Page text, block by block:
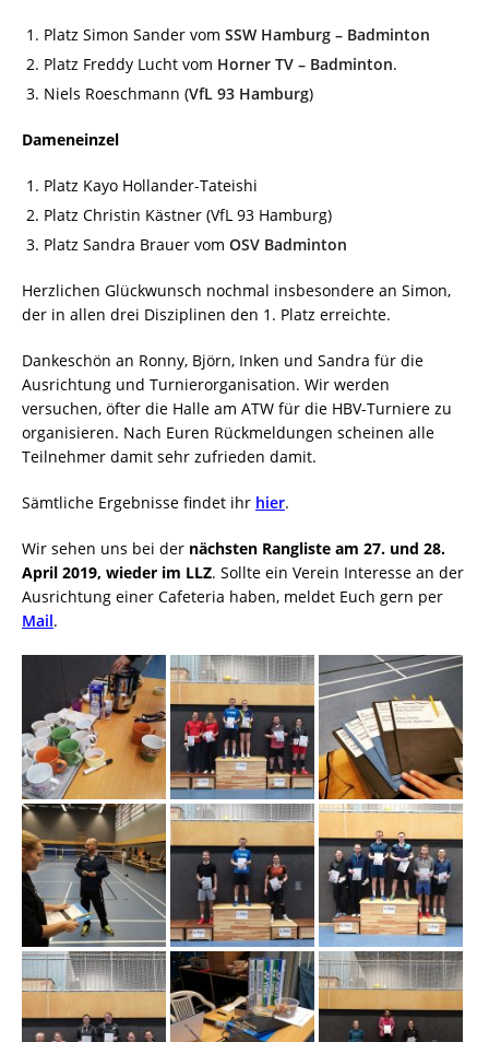
Platz Simon Sander vom SSW Hamburg – Badminton
Platz Freddy Lucht vom Horner TV – Badminton.
Niels Roeschmann (VfL 93 Hamburg)
Dameneinzel
Platz Kayo Hollander-Tateishi
Platz Christin Kästner (VfL 93 Hamburg)
Platz Sandra Brauer vom OSV Badminton
Herzlichen Glückwunsch nochmal insbesondere an Simon,
der in allen drei Disziplinen den 1. Platz erreichte.
Dankeschön an Ronny, Björn, Inken und Sandra für die
Ausrichtung und Turnierorganisation. Wir werden
versuchen, öfter die Halle am ATW für die HBV-Turniere zu
organisieren. Nach Euren Rückmeldungen scheinen alle
Teilnehmer damit sehr zufrieden damit.
Sämtliche Ergebnisse findet ihr hier.
Wir sehen uns bei der nächsten Rangliste am 27. und 28.
April 2019, wieder im LLZ. Sollte ein Verein Interesse an der
Ausrichtung einer Cafeteria haben, meldet Euch gern per
Mail.